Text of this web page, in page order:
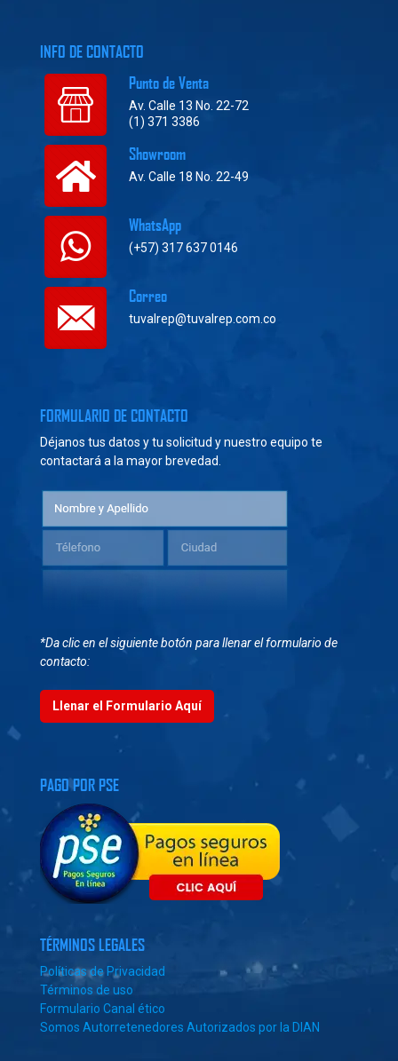
INFO DE CONTACTO
Punto de Venta
Av. Calle 13 No. 22-72
(1) 371 3386
Showroom
Av. Calle 18 No. 22-49
WhatsApp
(+57) 317 637 0146
Correo
tuvalrep@tuvalrep.com.co
FORMULARIO DE CONTACTO
Déjanos tus datos y tu solicitud y nuestro equipo te
contactará a la mayor brevedad.
*Da clic en el siguiente botón para llenar el formulario de
contacto:
Llenar el Formulario Aquí
PAGO POR PSE
TÉRMINOS LEGALES
Políticas de Privacidad
Términos de uso
Formulario Canal ético
Somos Autorretenedores Autorizados por la DIAN